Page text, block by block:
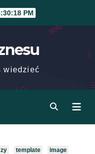
PM
wiedzieć
template image